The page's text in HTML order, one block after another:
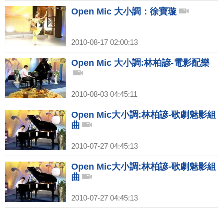
Open Mic 大小調：徐寶璇
2010-08-17 02:00:13
Open Mic 大小調:林柏諺-電影配樂
2010-08-03 04:45:11
Open Mic大小調:林柏諺-歌劇魅影組
曲
2010-07-27 04:45:13
Open Mic大小調:林柏諺-歌劇魅影組
曲
2010-07-27 04:45:13